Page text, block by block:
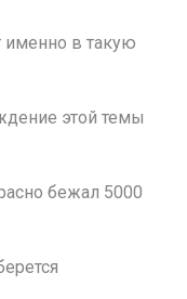
именно в такую
этой темы
бежал 5000